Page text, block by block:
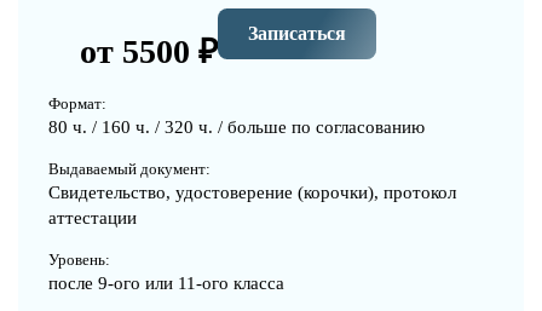
от 5500 ₽ Записаться
Формат:
80 ч. / 160 ч. / 320 ч. / больше по согласованию
Выдаваемый документ:
Свидетельство, удостоверение (корочки), протокол
аттестации
Уровень:
после 9-ого или 11-ого класса